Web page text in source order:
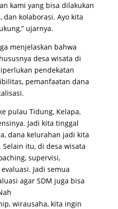
kami yang bisa dilakukan
dan kolaborasi. Ayo kita
ujarnya.
menjelaskan bahwa
desa wisata di
pendekatan
pemanfaatan dana
pulau Tidung, Kelapa,
Jadi kita tinggal
dana kelurahan jadi kita
itu, di desa wisata
supervisi,
Jadi semua
agar SDM juga bisa
wirausaha, kita ingin